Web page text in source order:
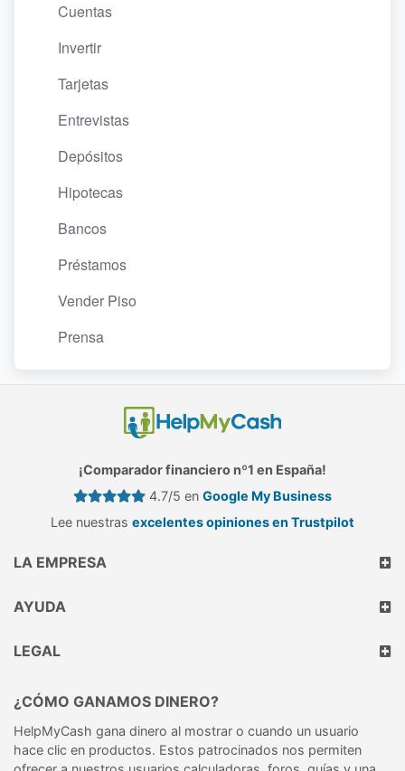
Cuentas
Invertir
Tarjetas
Entrevistas
Depósitos
Hipotecas
Bancos
Préstamos
Vender Piso
Prensa
¡Comparador financiero nº1 en España!
4.7/5 en Google My Business
Lee nuestras excelentes opiniones en Trustpilot
LA EMPRESA
AYUDA
LEGAL
¿CÓMO GANAMOS DINERO?
HelpMyCash gana dinero al mostrar o cuando un usuario
hace clic en productos. Estos patrocinados nos permiten